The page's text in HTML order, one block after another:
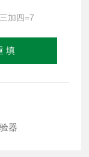
加四=7
器